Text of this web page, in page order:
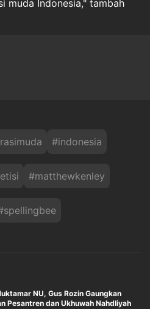
muda Indonesia," tambah
#indonesia
#matthewkenley
spellingbee
NU, Gus Rozin Gaungkan
Pesantren dan Ukhuwah Nahdliyah